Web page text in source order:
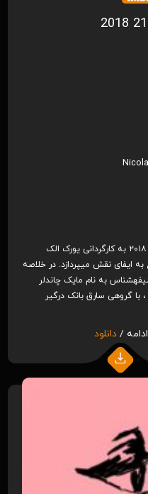
۲۱۱ ، فیلمی اکشن و مهیج محصول سال ۲۰۱۸ به کارگردانی یورک الک
شاکلتون است. در این فیلم نیکلاس کیچ به ایفای نقش می‎پردازد. در خلاصه
داستان این فیلم آمده است ، پلیسی وظیفه‎شناس به نام مایک چاندلر
گروهی سارق بانک درگیر
ادامه / دانلود